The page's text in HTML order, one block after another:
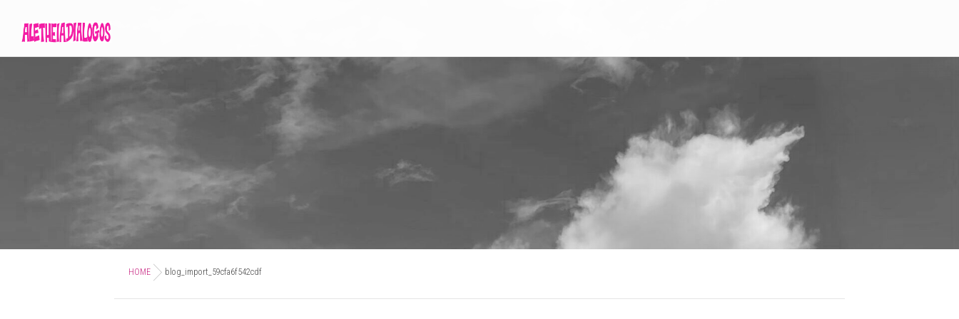
HOME blog_import_59cfa6f542cdf